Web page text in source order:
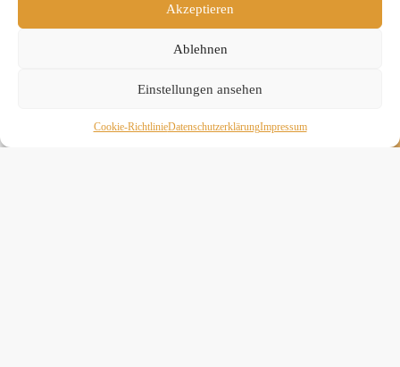
Akzeptieren
Ablehnen
Einstellungen ansehen
Cookie-RichtlinieDaten­schutz­erklä­rungImpressum
» Unsere Hygienemassnahmen